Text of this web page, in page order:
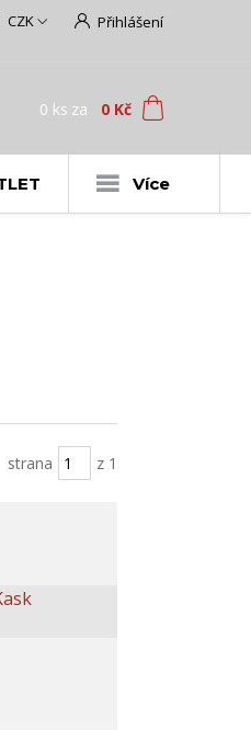
CZK Přihlášení
0 ks za 0 Kč
Více
strana z 1